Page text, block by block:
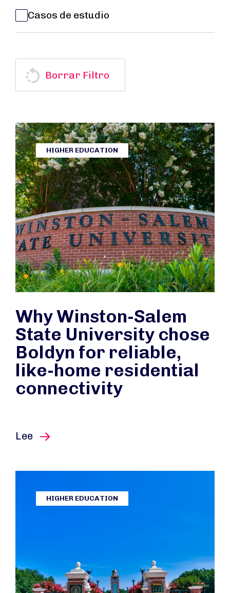
Casos de estudio
Borrar Filtro
HIGHER EDUCATION
Why Winston-Salem
State University chose
Boldyn for reliable,
like-home residential
connectivity
Lee este artículo
HIGHER EDUCATION